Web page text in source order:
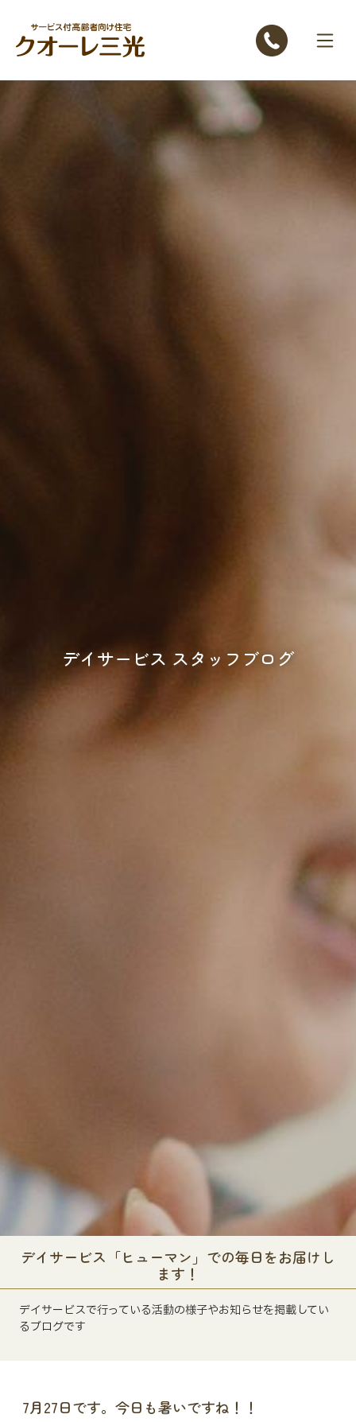
デイサービス スタッフブログ
デイサービス「ヒューマン」での毎日をお届けし
ます！
デイサービスで行っている活動の様子やお知らせを掲載してい
るブログです
7月27日です。今日も暑いですね！！